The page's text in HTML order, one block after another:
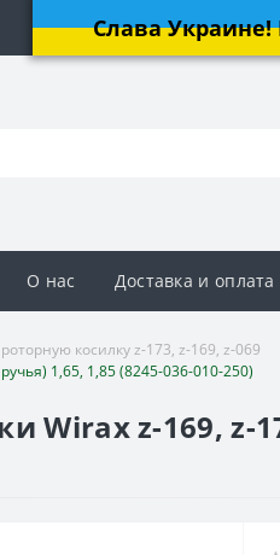
Слава Украине!
О нас Доставка и оплата
косилку z-173, z-169, z-069
1,65, 1,85 (8245-036-010-250)
z-169, z-